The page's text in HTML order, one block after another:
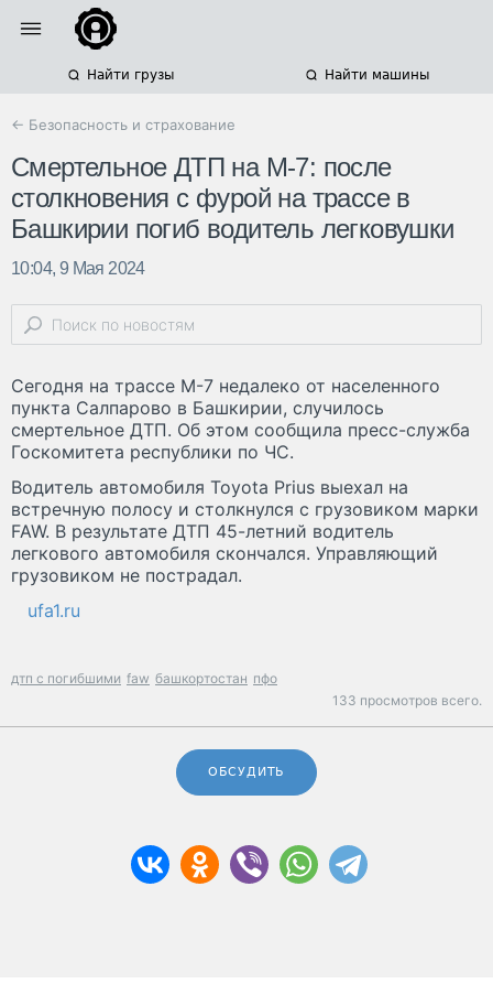
Найти грузы Найти машины
← Безопасность и страхование
Смертельное ДТП на М-7: после
столкновения с фурой на трассе в
Башкирии погиб водитель легковушки
10:04, 9 Мая 2024
Сегодня на трассе М-7 недалеко от населенного
пункта Салпарово в Башкирии, случилось
смертельное ДТП. Об этом сообщила пресс-служба
Госкомитета республики по ЧС.
Водитель автомобиля Toyota Prius выехал на
встречную полосу и столкнулся с грузовиком марки
FAW. В результате ДТП 45-летний водитель
легкового автомобиля скончался. Управляющий
грузовиком не пострадал.
ufa1.ru
дтп с погибшими faw башкортостан пфо
133 просмотров всего.
ОБСУДИТЬ